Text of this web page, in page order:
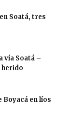
Soatá, tres
vía Soatá –
herido
Boyacá en líos